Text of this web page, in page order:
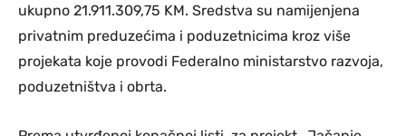
ukupno 21.911.309,75 KM. Sredstva su namijenjena
privatnim preduzećima i poduzetnicima kroz više
projekata koje provodi Federalno ministarstvo razvoja,
poduzetništva i obrta.